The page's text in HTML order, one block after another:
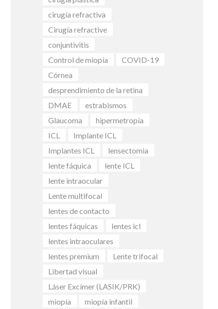
cirugía refractiva
Cirugía refractive
conjuntivitis
Control de miopía
COVID-19
Córnea
desprendimiento de la retina
DMAE
estrabismos
Glaucoma
hipermetropía
ICL
Implante ICL
Implantes ICL
lensectomia
lente fáquica
lente ICL
lente intraocular
Lente multifocal
lentes de contacto
lentes fáquicas
lentes icl
lentes intraoculares
lentes premium
Lente trifocal
Libertad visual
Láser Excímer (LASIK/PRK)
miopía
miopía infantil